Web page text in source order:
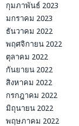
กุมภาพันธ์ 2023
มกราคม 2023
ธันวาคม 2022
พฤศจิกายน 2022
ตุลาคม 2022
กันยายน 2022
สิงหาคม 2022
กรกฎาคม 2022
มิถุนายน 2022
พฤษภาคม 2022